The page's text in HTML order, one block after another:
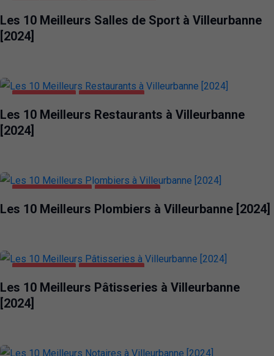
Les 10 Meilleurs Salles de Sport à Villeurbanne
[2024]
Les 10 Meilleurs Restaurants à Villeurbanne
[2024]
Les 10 Meilleurs Plombiers à Villeurbanne [2024]
Les 10 Meilleurs Pâtisseries à Villeurbanne
[2024]